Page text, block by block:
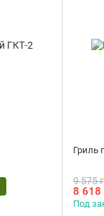
Гриль
9 575
8 618
Под